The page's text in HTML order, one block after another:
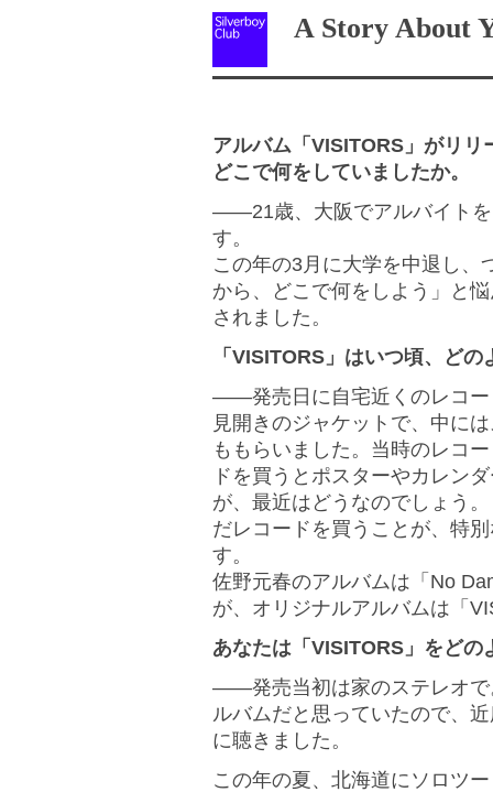
A Story About
アルバム「VISITORS」がリ
どこで何をしていましたか。
――21歳、大阪でアルバイトを
す。
この年の3月に大学を中退し、
から、どこで何をしよう」と
されました。
「VISITORS」はいつ頃、ど
――発売日に自宅近くのレコー
見開きのジャケットで、中に
ももらいました。当時のレコ
ドを買うとポスターやカレン
が、最近はどうなのでしょう
だレコードを買うことが、特
す。
佐野元春のアルバムは「No
が、オリジナルアルバムは「
あなたは「VISITORS」をどの
――発売当初は家のステレオで
ルバムだと思っていたので、
に聴きました。
この年の夏、北海道にソロツ